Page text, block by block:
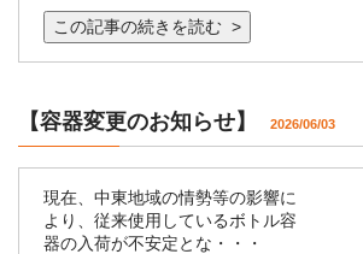
この記事の続きを読む >
【容器変更のお知らせ】 2026/06/03
現在、中東地域の情勢等の影響に
より、従来使用しているボトル容
器の入荷が不安定とな・・・